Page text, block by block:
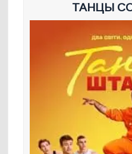
ТАНЦЫ